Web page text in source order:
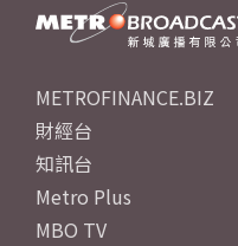
METROFINANCE.BIZ
財經台
知訊台
Metro Plus
MBO TV